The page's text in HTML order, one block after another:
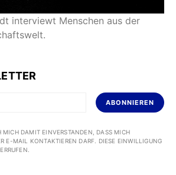
interviewt Menschen aus der
ABONNIEREN
MICH DAMIT EINVERSTANDEN, DASS MICH
E-MAIL KONTAKTIEREN DARF. DIESE EINWILLIGUNG